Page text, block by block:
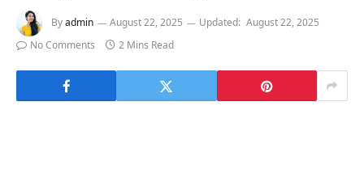
Byadmin August 22, 2025 Updated: August 22, 2025
No Comments
2 Mins Read